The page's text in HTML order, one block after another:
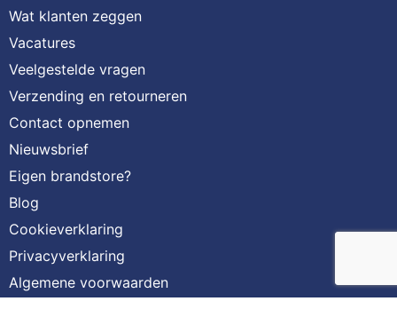
Wat klanten zeggen
Vacatures
Veelgestelde vragen
Verzending en retourneren
Contact opnemen
Nieuwsbrief
Eigen brandstore?
Blog
Cookieverklaring
Privacyverklaring
Algemene voorwaarden